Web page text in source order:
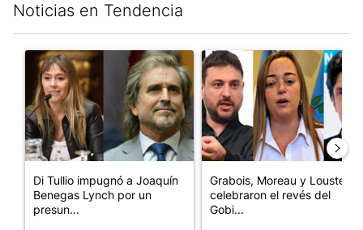
Noticias en Tendencia
Un artículo de tendencia con el título "Di Tullio impugnó a
Di Tullio impugnó a Joaquín
Benegas Lynch por un
presun...
Un artículo de tendencia con
Grabois, Moreau y Lousteau
celebraron el revés del
Gobi...